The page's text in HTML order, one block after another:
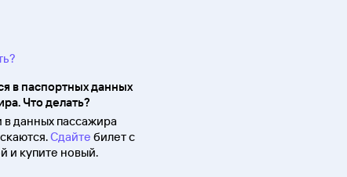
в паспортных данных
Что делать?
данных пассажира
Сдайте билет с
и купите новый.